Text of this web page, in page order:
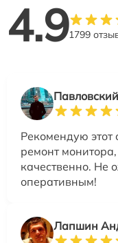
4.91799
Рекомендую
ремонт
качественно. Не
оперативным!
Лапшин